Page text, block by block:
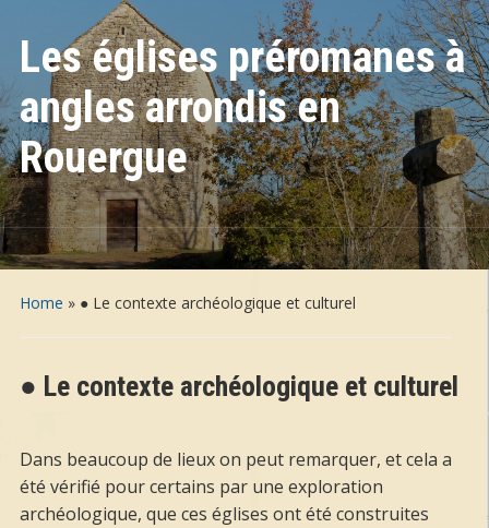
Les églises préromanes à
angles arrondis en
Rouergue
Home » ● Le contexte archéologique et culturel
● Le contexte archéologique et culturel
Dans beaucoup de lieux on peut remarquer, et cela a
été vérifié pour certains par une exploration
archéologique, que ces églises ont été construites